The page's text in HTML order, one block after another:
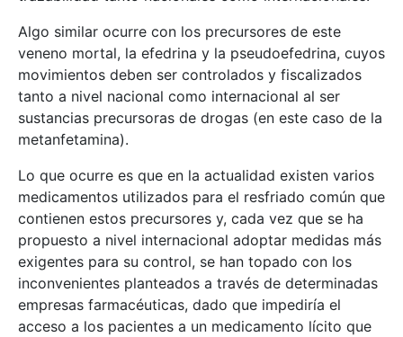
Algo similar ocurre con los precursores de este
veneno mortal, la efedrina y la pseudoefedrina, cuyos
movimientos deben ser controlados y fiscalizados
tanto a nivel nacional como internacional al ser
sustancias precursoras de drogas (en este caso de la
metanfetamina).
Lo que ocurre es que en la actualidad existen varios
medicamentos utilizados para el resfriado común que
contienen estos precursores y, cada vez que se ha
propuesto a nivel internacional adoptar medidas más
exigentes para su control, se han topado con los
inconvenientes planteados a través de determinadas
empresas farmacéuticas, dado que impediría el
acceso a los pacientes a un medicamento lícito que